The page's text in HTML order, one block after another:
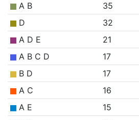
A B
35
D
32
A D E
21
A B C D
17
B D
17
A C
16
A E
15